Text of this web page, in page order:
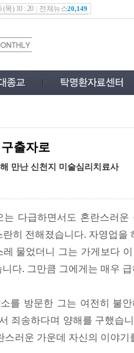
(목) 10 : 20 전체뉴스20,149
출자로
만난 신천지 미술심리치료사
는 다급하면서도 혼란스러
히 전해졌습니다. 자영업
물었더니 그는 가게보다
다. 그만큼 그에게는 매우
를 방문한 그는 여전히 불
죄송하다며 양해를 구했습
스러운 가운데 자신의 이야기